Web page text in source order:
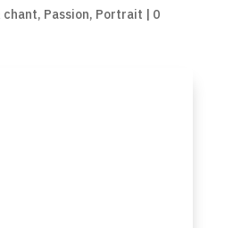
chant, Passion, Portrait | 0